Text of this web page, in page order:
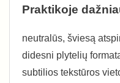
Praktikoje
neutralūs, šviesą
didesni plytelių
subtilios tekstūros